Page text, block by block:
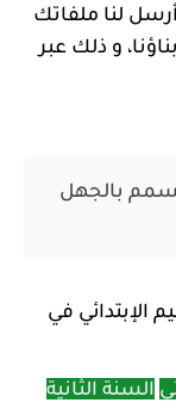
لنا ملفاتك
و ذلك عبر
بالجهل
الإبتدائي في
السنة الثانية